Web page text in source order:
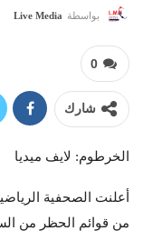
بواسطة Live Media
0
شارك
الخرطوم: لايف ميديا
أعلنت الصحفية
من قوائم الحظر من